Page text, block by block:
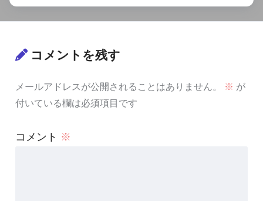
コメントを残す
メールアドレスが公開されることはありません。 ※ が
付いている欄は必須項目です
コメント ※